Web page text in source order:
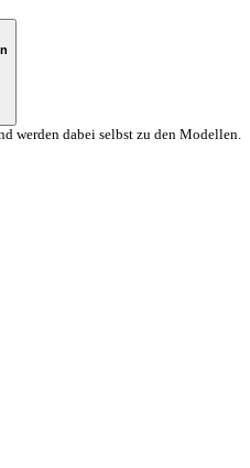
werden dabei selbst zu den Modellen.